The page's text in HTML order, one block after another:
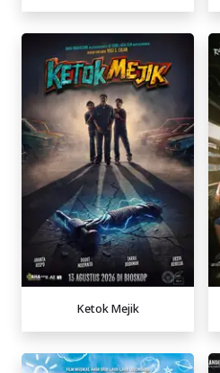
Ketok Mejik